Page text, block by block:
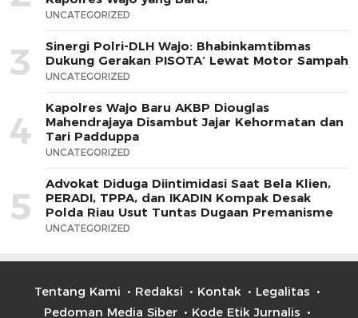
UNCATEGORIZED
3
Sinergi Polri-DLH Wajo: Bhabinkamtibmas
Dukung Gerakan PISOTA’ Lewat Motor Sampah
UNCATEGORIZED
4
Kapolres Wajo Baru AKBP Diouglas
Mahendrajaya Disambut Jajar Kehormatan dan
Tari Padduppa
UNCATEGORIZED
5
Advokat Diduga Diintimidasi Saat Bela Klien,
PERADI, TPPA, dan IKADIN Kompak Desak
Polda Riau Usut Tuntas Dugaan Premanisme
UNCATEGORIZED
Tentang Kami Redaksi Kontak
Legalitas
Pedoman Media Siber
Kode Etik Jurnalis